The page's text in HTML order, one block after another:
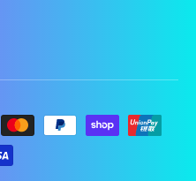
Moyens de paiement